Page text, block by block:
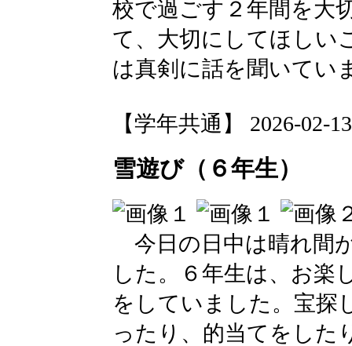
校で過ごす２年間を大
て、大切にしてほしい
は真剣に話を聞いてい
【学年共通】 2026-02-
雪遊び（６年生）
今日の日中は晴れ間
した。６年生は、お楽
をしていました。宝探
ったり、的当てをした